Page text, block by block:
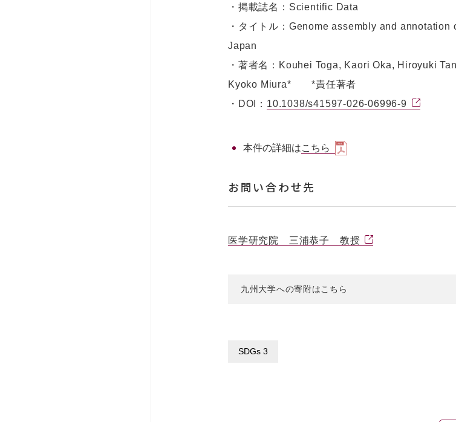
・掲載誌名：Scientific Data
・タイトル：Genome assembly and
Japan
・著者名：Kouhei Toga, Kaori Oka, Hiroyuki
Kyoko Miura* *責任著者
・DOI： 10.1038/s41597-026-06996-9
本件の詳細はこちら
お問い合わせ先
医学研究院 三浦恭子 教授
九州大学への寄附はこちら
SDGs 3